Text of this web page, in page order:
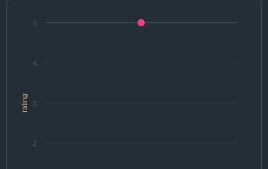
rating
2
3
4
5